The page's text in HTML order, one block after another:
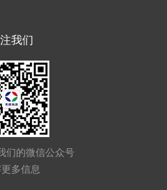
我们
们的微信公众号
多信息